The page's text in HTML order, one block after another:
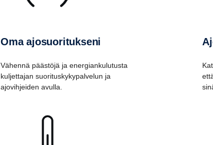
Oma ajosuoritukseni
Vähennä päästöjä ja energiankulutusta
kuljettajan suorituskykypalvelun ja
ajovihjeiden avulla.